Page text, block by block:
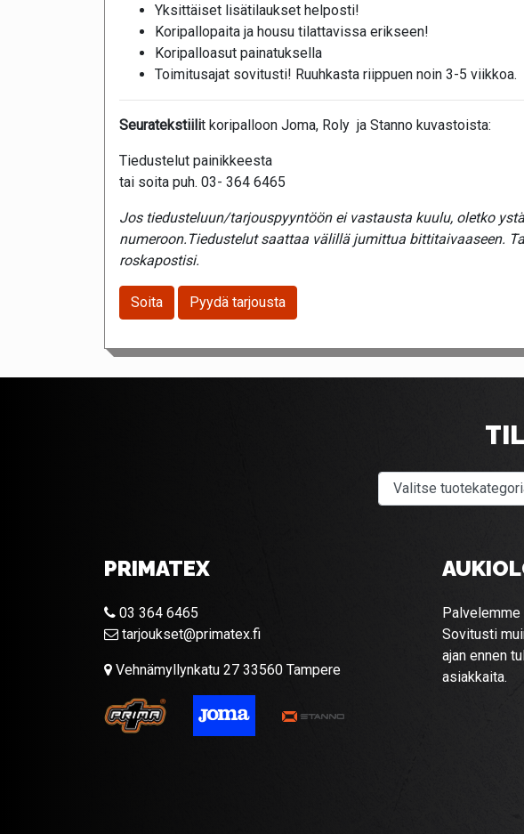
Yksittäiset lisätilaukset helposti!
Koripallopaita ja housu tilattavissa erikseen!
Koripalloasut painatuksella
Toimitusajat sovitusti! Ruuhkasta riippuen noin 3-5 viikkoa.
Seuratekstiilit koripalloon Joma, Roly ja Stanno kuvastoista:
Tiedustelut painikkeesta
tai soita puh. 03- 364 6465
Jos tiedusteluun/tarjouspyyntöön ei vastausta kuulu, oletko
numeroon.Tiedustelut saattaa välillä jumittua bittitaivaaseen.
roskapostisi.
Soita Pyydä tarjousta
Valitse
PRIMATEX
03 364 6465
tarjoukset@primatex.fi
Vehnämyllynkatu 27 33560 Tampere
Palvelemme
Sovitusti
ajan ennen
asiakkaita.